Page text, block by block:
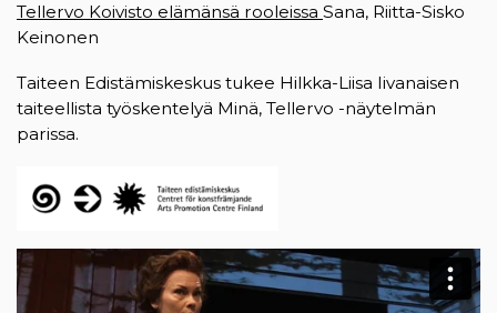
Tellervo Koivisto elämänsä rooleissa (opens in a new tab)
Sana, Riitta-Sisko
Keinonen
Taiteen Edistämiskeskus tukee Hilkka-Liisa Iivanaisen
taiteellista työskentelyä Minä, Tellervo -näytelmän
parissa.